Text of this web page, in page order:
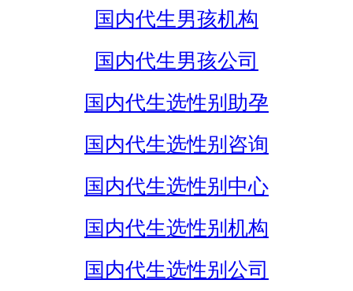
国内代生男孩机构
国内代生男孩公司
国内代生选性别助孕
国内代生选性别咨询
国内代生选性别中心
国内代生选性别机构
国内代生选性别公司